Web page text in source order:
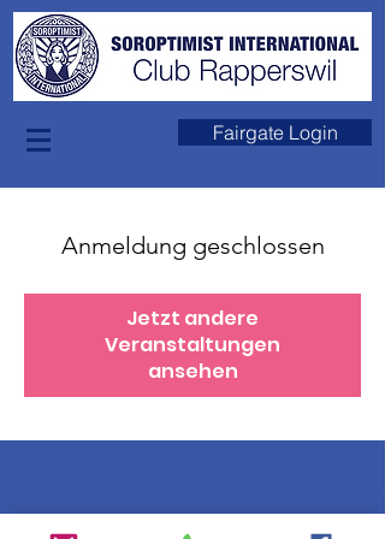
Fairgate Login
Anmeldung geschlossen
Jetzt andere
Veranstaltungen
ansehen